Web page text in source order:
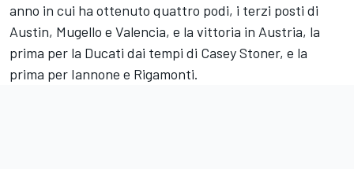
anno in cui ha ottenuto quattro podi, i terzi posti di
Austin, Mugello e Valencia, e la vittoria in Austria, la
prima per la Ducati dai tempi di Casey Stoner, e la
prima per Iannone e Rigamonti.